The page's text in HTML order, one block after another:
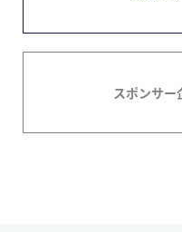
スポンサー